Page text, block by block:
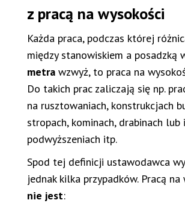
z pracą na wysokości
Każda praca, podczas której
między stanowiskiem a posadzką
metra wzwyż, to praca na
Do takich prac zaliczają się np.
na rusztowaniach, konstrukcjach
stropach, kominach, drabinach lub
podwyższeniach itp.
Spod tej definicji ustawodawca
jednak kilka przypadków. Pracą na
nie jest: